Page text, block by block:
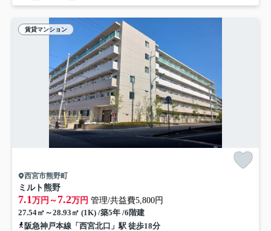
賃貸マンション
西宮市熊野町
ミルト熊野
7.1 万円～ 7.2万円 管理/共益費5,800円
27.54㎡～28.93㎡ (1K) /築5年 /6階建
阪急神戸本線「西宮北口」駅 徒歩18分